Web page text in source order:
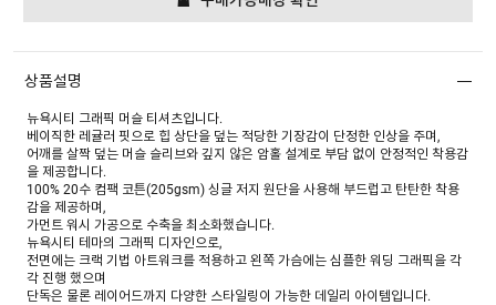
상품설명
뉴욕시티 그래픽 머슬 티셔츠입니다.
베이직한 레귤러 핏으로 힙 상단을 덮는 적당한 기장감이 단정한 인상을 주며,
어깨를 살짝 덮는 머슬 슬리브와 깊지 않은 암홀 설계로 부담 없이 안정적인 착용감
을 제공합니다.
100% 20수 컴팩 코튼(205gsm) 싱글 저지 원단을 사용해 부드럽고 탄탄한 착용
감을 제공하며,
가먼트 워시 가공으로 수축을 최소화했습니다.
뉴욕시티 테마의 그래픽 디자인으로,
전면에는 크랙 기법 아트워크를 적용하고 왼쪽 가슴에는 심플한 워딩 그래픽을 각
각 진행 했으며
단독은 물론 레이어드까지 다양한 스타일링이 가능한 데일리 아이템입니다.